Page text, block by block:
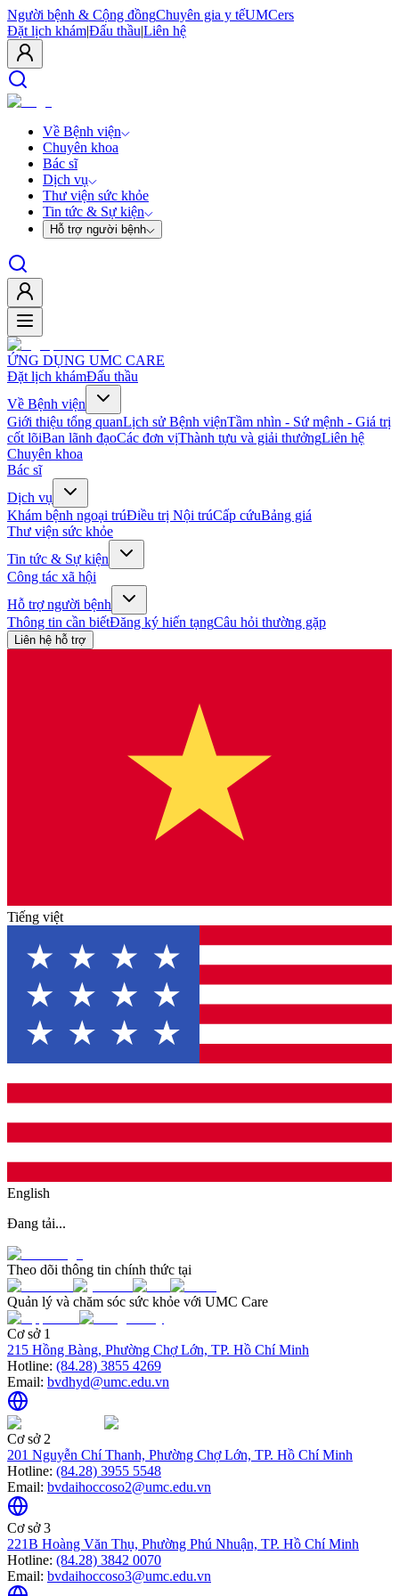
Người bệnh & Cộng đồngChuyên gia y tếUMCers
Đặt lịch khám|Đấu thầu|Liên hệ
Về Bệnh viện
Chuyên khoa
Bác sĩ
Dịch vụ
Thư viện sức khỏe
Tin tức & Sự kiện
Hỗ trợ người bệnh
ỨNG DỤNG UMC CARE
Đặt lịch khámĐấu thầu
Về Bệnh viện
Giới thiệu tổng quanLịch sử Bệnh việnTầm nhìn - Sứ mệnh - Giá trị
cốt lõiBan lãnh đạoCác đơn vịThành tựu và giải thưởngLiên hệ
Chuyên khoa
Bác sĩ
Dịch vụ
Khám bệnh ngoại trúĐiều trị Nội trúCấp cứuBảng giá
Thư viện sức khỏe
Tin tức & Sự kiện
Công tác xã hội
Hỗ trợ người bệnh
Thông tin cần biếtĐăng ký hiến tạngCâu hỏi thường gặp
Liên hệ hỗ trợ
Tiếng việt
English
Đang tải...
Theo dõi thông tin chính thức tại
Quản lý và chăm sóc sức khỏe với UMC Care
Cơ sở 1
215 Hồng Bàng, Phường Chợ Lớn, TP. Hồ Chí Minh
Hotline: (84.28) 3855 4269
Email: bvdhyd@umc.edu.vn
Cơ sở 2
201 Nguyễn Chí Thanh, Phường Chợ Lớn, TP. Hồ Chí Minh
Hotline: (84.28) 3955 5548
Email: bvdaihoccoso2@umc.edu.vn
Cơ sở 3
221B Hoàng Văn Thụ, Phường Phú Nhuận, TP. Hồ Chí Minh
Hotline: (84.28) 3842 0070
Email: bvdaihoccoso3@umc.edu.vn